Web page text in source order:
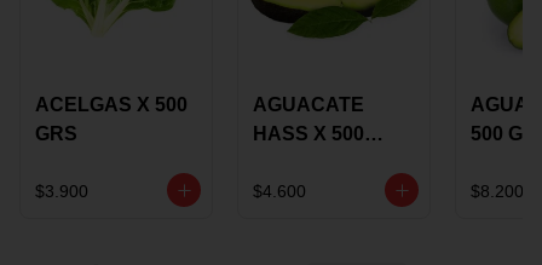
ACELGAS X 500
GRS
$3.900
AGUACATE
HASS X 500
$4.600
500
$8.200